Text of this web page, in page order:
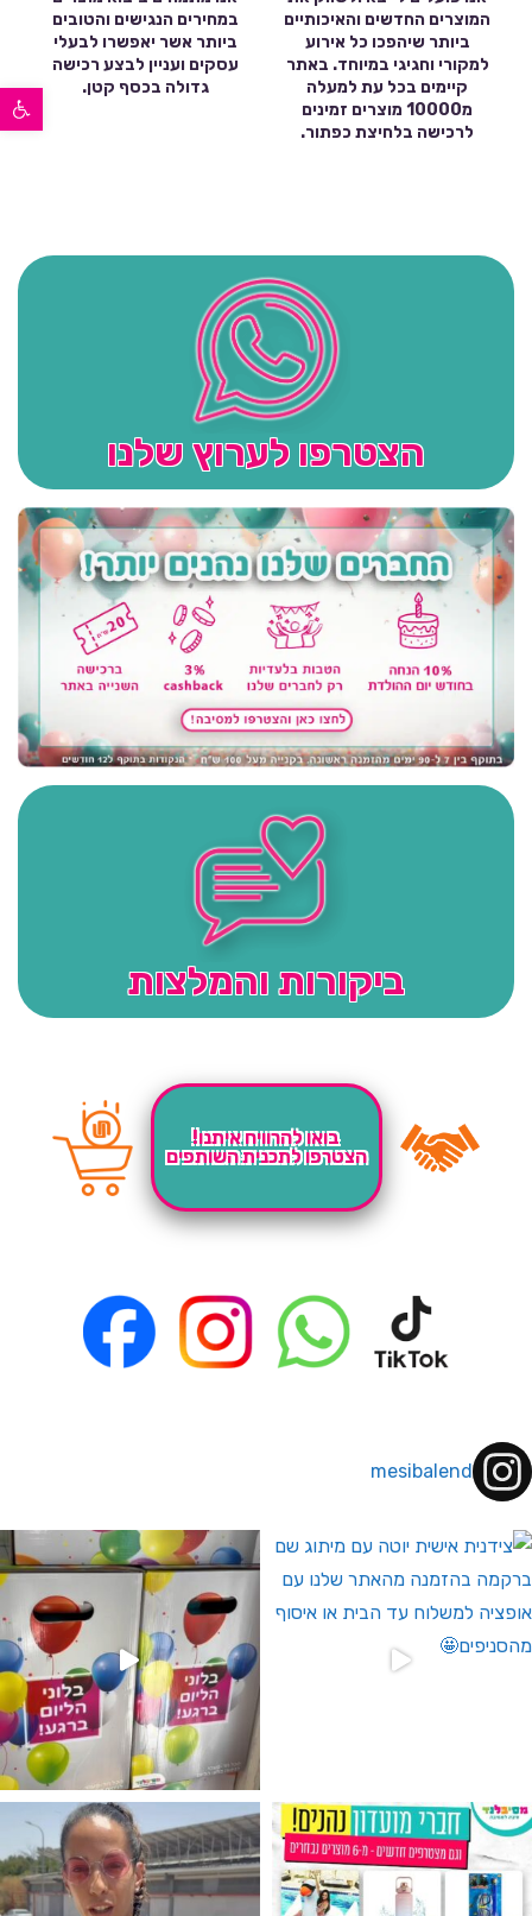
פתח סרגל נגישות
המוצרים החדשים והאיכותיים
ביותר שיהפכו כל אירוע
למקורי וחגיגי במיוחד. באתר
קיימים בכל עת למעלה
מ10000 מוצרים זמינים
לרכישה בלחיצת כפתור.
במחירים הנגישים והטובים
ביותר אשר יאפשרו לבעלי
עסקים ועניין לבצע רכישה
גדולה בכסף קטן.
הצטרפו לערוץ שלנו
ביקורות והמלצות
בואו להרוויח איתנו!
הצטרפו לתכנית השותפים
mesibalend
לחברי מועדון ומצטרפים חדשים🤍
מין העובר רק במסיבלנד !! קיים